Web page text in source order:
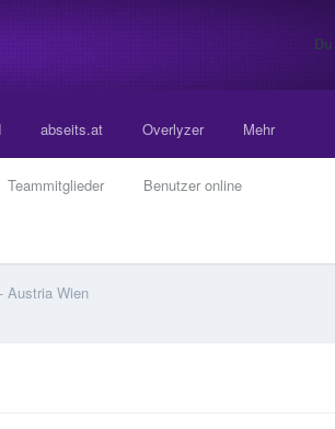
Teammitglieder Benutzer online
abseits.at Overlyzer Mehr
Austria Wien